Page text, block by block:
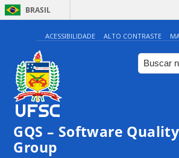
BRASIL
ACESSIBILIDADE ALTO CONTRASTE
GQS – Software Quality
Group